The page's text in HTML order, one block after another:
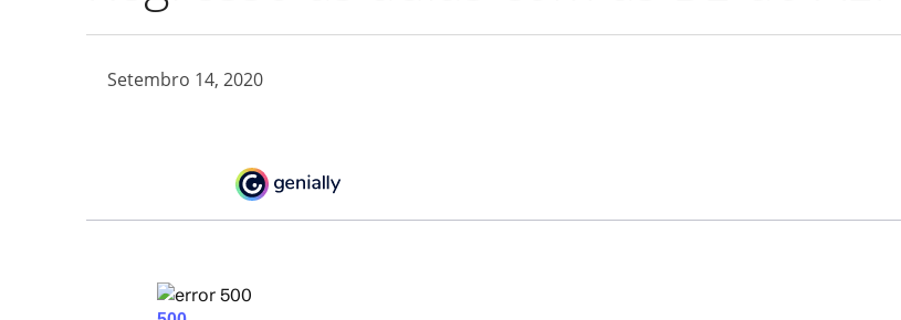
Setembro 14, 2020